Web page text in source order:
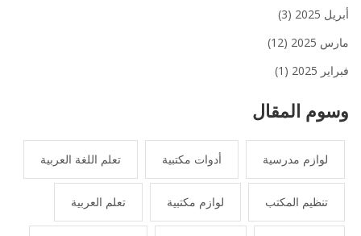
أبريل 2025
(3)
مارس 2025
(12)
فبراير 2025
(1)
وسوم المقال
لوازم مدرسية أدوات مكتبية تعلم اللغة العربية
تنظيم المكتب لوازم مكتبية تعلم العربية